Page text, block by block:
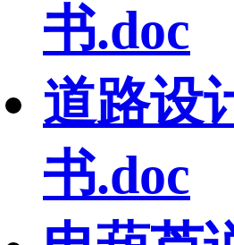
书.doc
道路设
书.doc